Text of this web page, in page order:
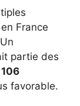
France
partie des
106
favorable.